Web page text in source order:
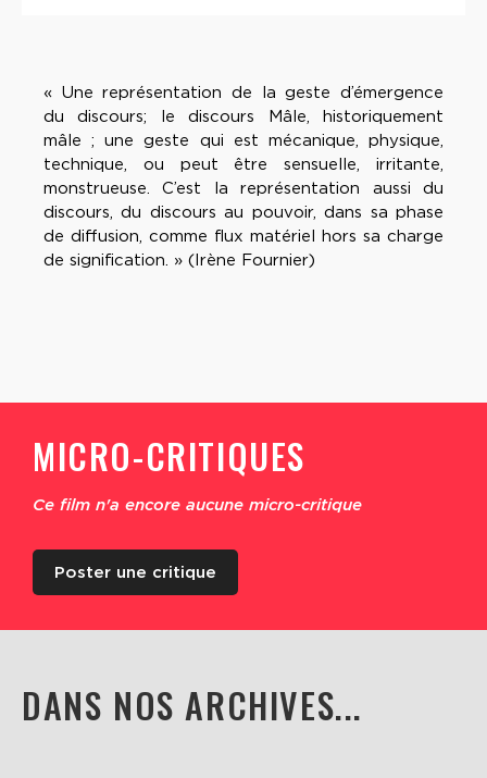
« Une représentation de la geste d’émergence
du discours; le discours Mâle, historiquement
mâle ; une geste qui est mécanique, physique,
technique, ou peut être sensuelle, irritante,
monstrueuse. C’est la représentation aussi du
discours, du discours au pouvoir, dans sa phase
de diffusion, comme flux matériel hors sa charge
de signification. » (Irène Fournier)
MICRO-CRITIQUES
Ce film n'a encore aucune micro-critique
Poster une critique
DANS NOS ARCHIVES...